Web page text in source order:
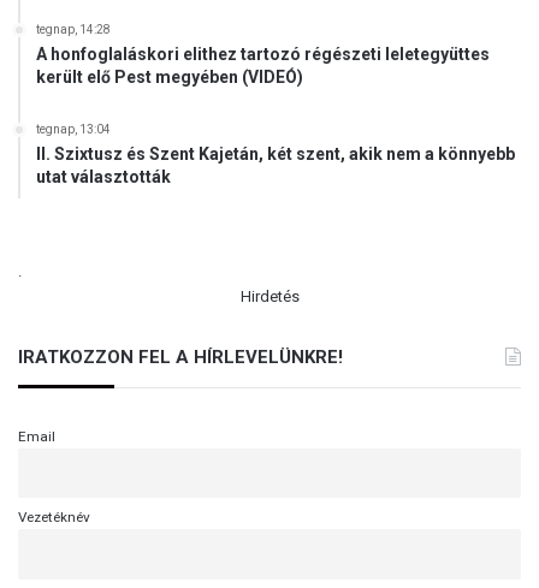
tegnap, 14:28
A honfoglaláskori elithez tartozó régészeti leletegyüttes
került elő Pest megyében (VIDEÓ)
tegnap, 13:04
II. Szixtusz és Szent Kajetán, két szent, akik nem a könnyebb
utat választották
.
Hirdetés
IRATKOZZON FEL A HÍRLEVELÜNKRE!
Email
Vezetéknév